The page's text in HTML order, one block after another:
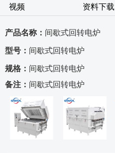
视频
资料下载
产品名称： 间歇式回转电炉
型号： 间歇式回转电炉
规格： 间歇式回转电炉
备注： 间歇式回转电炉